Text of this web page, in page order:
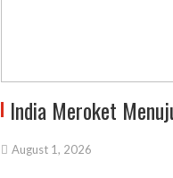
India Meroket
August 1, 2026